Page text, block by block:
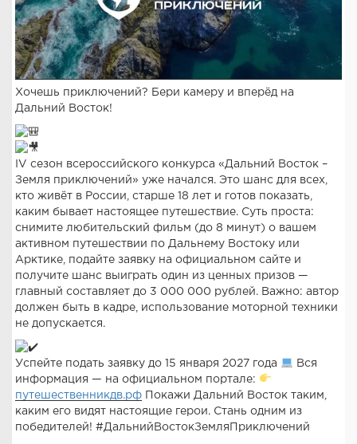
Хочешь приключений? Бери камеру и вперёд на
Дальний Восток!
IV сезон всероссийского конкурса «Дальний Восток –
Земля приключений» уже начался. Это шанс для всех,
кто живёт в России, старше 18 лет и готов показать,
каким бывает настоящее путешествие. Суть проста:
снимите любительский фильм (до 8 минут) о вашем
активном путешествии по Дальнему Востоку или
Арктике, подайте заявку на официальном сайте и
получите шанс выиграть один из ценных призов —
главный составляет до 3 000 000 рублей. Важно: автор
должен быть в кадре, использование моторной техники
не допускается.
Успейте подать заявку до 15 января 2027 года
Вся
информация — на официальном портале:
путешественникдв.рф Покажи Дальний Восток таким,
каким его видят настоящие герои. Стань одним из
победителей! #ДальнийВостокЗемляПриключений